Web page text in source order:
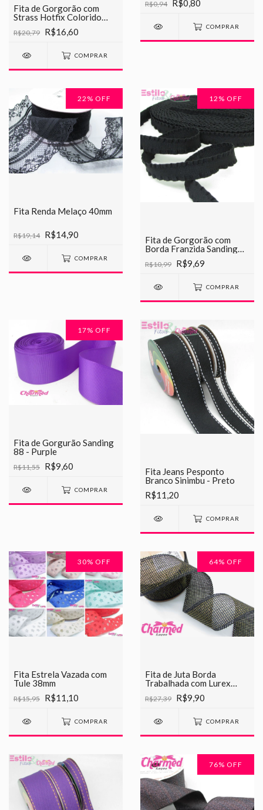
Fita de Gorgorão com
Strass Hotfix Colorido
R$20,79 R$16,60
COMPRAR
R$0,94 R$0,80
COMPRAR
22 % OFF
Fita Renda Melaço 40mm
R$19,14 R$14,90
COMPRAR
12 % OFF
Fita de Gorgorão com
Borda Franzida Sanding
R$10,99 R$9,69
COMPRAR
17% OFF
Fita de Gorgurão Sanding
88 - Purple
R$11,55 R$9,60
COMPRAR
Fita Jeans Pesponto
Branco Sinimbu - Preto
R$11,20
COMPRAR
30% OFF
Fita Estrela Vazada com
Tule 38mm
R$15,95 R$11,10
COMPRAR
64% OFF
Fita de Juta Borda
Trabalhada com Lurex
R$27,39 R$9,90
COMPRAR
76% OFF